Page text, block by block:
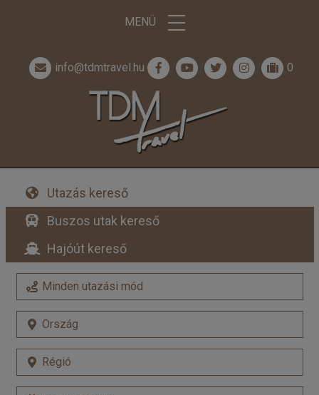
MENÜ
info@tdmtravel.hu 0
Utazás kereső
Buszos utak kereső
Hajóút kereső